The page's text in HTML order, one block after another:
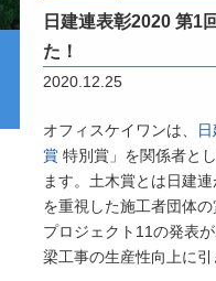
日建連表彰2020 第1
た！
2020.12.25
オフィスケイワンは、
賞 特別賞」を関係者と
ます。土木賞とは日建
を重視した施工者団体
プロジェクト11の発表
梁工事の生産性向上に引